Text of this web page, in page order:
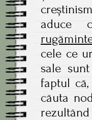
aduce
cele ce
sale
faptul
căuta